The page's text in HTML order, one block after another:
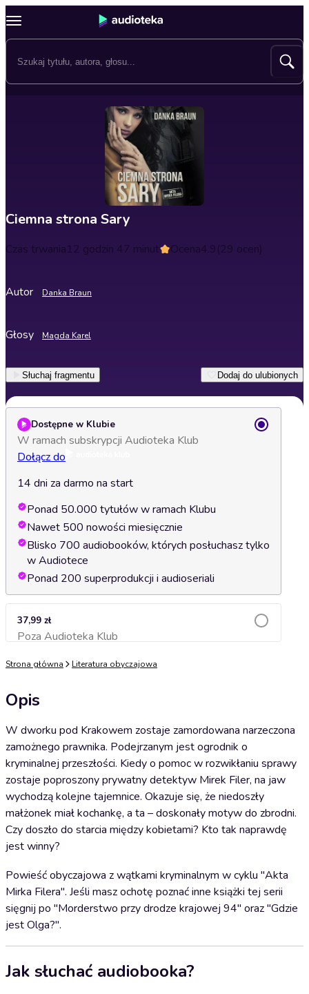
Ciemna strona Sary
Czas trwania12 godzin 47 minut Ocena4.9(29 ocen)
Autor Danka Braun
Głosy Magda Karel
Słuchaj fragmentu Dodaj do ulubionych
Dostępne w Klubie
W ramach subskrypcji Audioteka Klub
Dołącz do
14 dni za darmo na start
Ponad 50.000 tytułów w ramach Klubu
Nawet 500 nowości miesięcznie
Blisko 700 audiobooków, których posłuchasz tylko
w Audiotece
Ponad 200 superprodukcji i audioseriali
37,99 zł
Poza Audioteka KlubDodaj do koszyka
Strona główna Literatura obyczajowa
Opis
W dworku pod Krakowem zostaje zamordowana narzeczona
zamożnego prawnika. Podejrzanym jest ogrodnik o
kryminalnej przeszłości. Kiedy o pomoc w rozwikłaniu sprawy
zostaje poproszony prywatny detektyw Mirek Filer, na jaw
wychodzą kolejne tajemnice. Okazuje się, że niedoszły
małżonek miał kochankę, a ta – doskonały motyw do zbrodni.
Czy doszło do starcia między kobietami? Kto tak naprawdę
jest winny?
Powieść obyczajowa z wątkami kryminalnym w cyklu "Akta
Mirka Filera". Jeśli masz ochotę poznać inne książki tej serii
sięgnij po "Morderstwo przy drodze krajowej 94" oraz "Gdzie
jest Olga?".
Jak słuchać audiobooka?